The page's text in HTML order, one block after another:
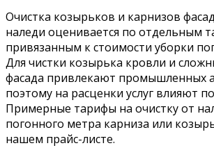
Очистка козырьков и карнизов
наледи оценивается по отдельным
привязанным к стоимости уборки
Для чистки козырька кровли и
фасада привлекают промышленных
поэтому на расценки услуг влияют
Примерные тарифы на очистку от
погонного метра карниза или
нашем прайс-листе.